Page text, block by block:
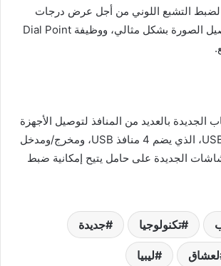
AOC Game Color لضبط التشبع اللوني من أجل عرض درجات
اللون الرمادي وتفاصيل الصورة بشكل مثالي، ووظيفة Dial Point
الجديدة بالعديد من المنافذ لتوصيل الأجهزة
الطرفية مثل محور USB، الذي يضم 4 منافذ USB، ومخرج/ومدخل
الجديدة على حامل يتيح إمكانية ضبط
تكنولوجيا جديدة
لعشاق ليبيا